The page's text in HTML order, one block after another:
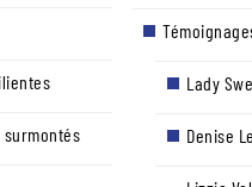
Lady
Denise